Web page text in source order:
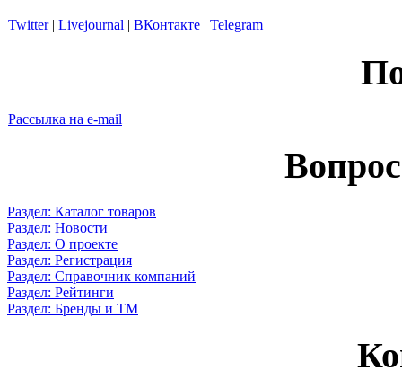
Twitter| Livejournal | ВКонтакте | Telegram
Рассылка на e-mail
Раздел: Каталог товаров
Раздел: Новости
Раздел: О проекте
Раздел: Регистрация
Раздел: Справочник компаний
Раздел: Рейтинги
Раздел: Бренды и ТМ